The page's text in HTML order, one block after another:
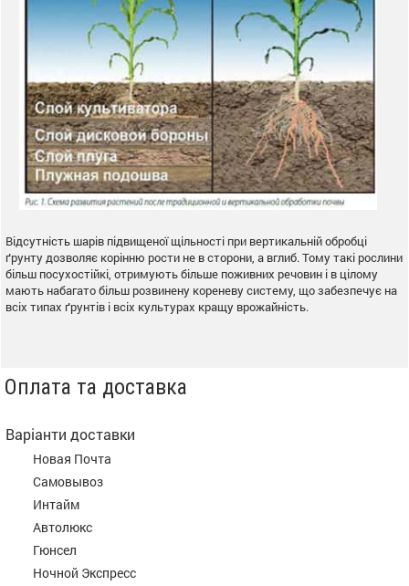
Відсутність шарів підвищеної щільності при вертикальній обробці
ґрунту дозволяє корінню рости не в сторони, а вглиб. Тому такі рослини
більш посухостійкі, отримують більше поживних речовин і в цілому
мають набагато більш розвинену кореневу систему, що забезпечує на
всіх типах ґрунтів і всіх культурах кращу врожайність.
Оплата та доставка
Варіанти доставки
Новая Почта
Самовывоз
Интайм
Автолюкс
Гюнсел
Ночной Экспресс